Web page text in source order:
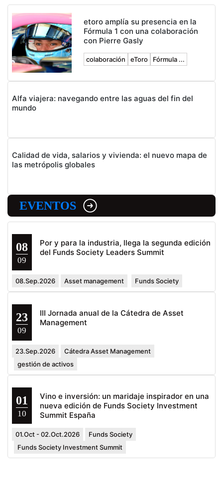
etoro amplía su presencia en la
Fórmula 1 con una colaboración
con Pierre Gasly
colaboración eToro Fórmula ...
Alfa viajera: navegando entre las aguas del fin del
mundo
Calidad de vida, salarios y vivienda: el nuevo mapa de
las metrópolis globales
EVENTOS
08
09
Por y para la industria, llega la segunda edición
del Funds Society Leaders Summit
08.Sep.2026 Asset management Funds Society
23
09
III Jornada anual de la Cátedra de Asset
Management
23.Sep.2026
Cátedra Asset Management
gestión de activos
01
10
Vino e inversión: un maridaje inspirador en una
nueva edición de Funds Society Investment
Summit España
01.Oct - 02.Oct.2026
Funds Society
Funds Society Investment Summit